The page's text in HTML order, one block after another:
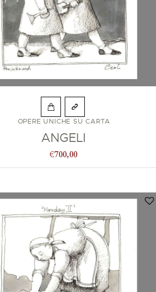
OPERE UNICHE SU CARTA
ANGELI
€700,00